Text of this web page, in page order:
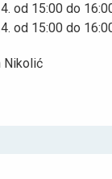
od 15:00 do
od 15:00 do
Nikolić